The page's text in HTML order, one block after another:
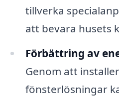
tillverka
att bevara husets
Förbättring av
Genom att
fönsterlösningar